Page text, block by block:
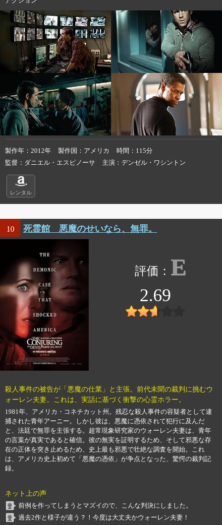
製作年 2012年 製作国 アメリカ 時間
115分
監督
ダニエル・エスピノーサ 主演 デンゼル・ワシントン
レンタル
10 死霊館 悪魔のせいなら、無罪。
E
2.69
殺人事件の被告が「悪魔の仕業」と主張。前代未聞の裁判に挑むウ
ォーレン夫妻。これは、実話に基づく衝撃の心霊ホラー。
1981年、アメリカ・コネチカット州。残忍な殺人事件の容疑者として逮
捕された青年アーニー。しかし彼は、悪魔に憑依されて犯行に及んだ
と、法廷で無罪を主張する。超常現象研究家のウォーレン夫妻は、青年
の言葉が真実であると確信。彼の無実を証明するため、そして邪悪な存
在の正体を突き止めるため、史上最も邪悪で壮絶な調査を開始。これ
は、アメリカ史上初めて「悪魔の憑依」が争点となった、驚愕の裁判記
録。
ネット上の声
前例を作ってしまうとマズイので、こんな判決にしました。
過去2作と様子が違う？！今度は大丈夫かウォーレン夫妻！